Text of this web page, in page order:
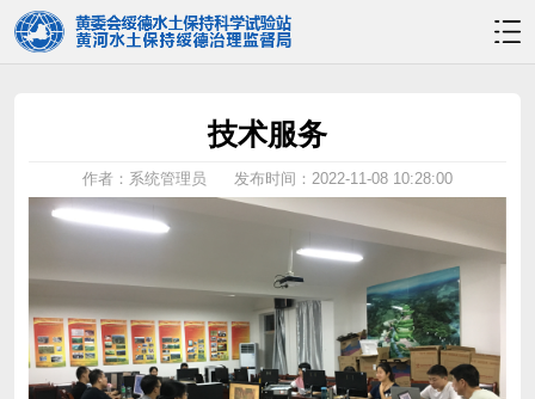
技术服务
作者：系统管理员 发布时间：2022-11-08 10:28:00